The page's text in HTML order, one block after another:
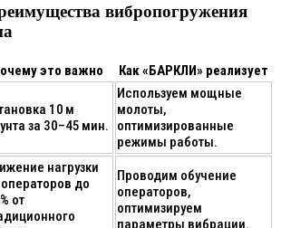
вибропогружения
это важно Как «БАРКЛИ» реализует
10 м
за 30–45 мин.
Используем мощные
молоты,
оптимизированные
режимы работы.
нагрузки
до
от
Проводим обучение
операторов,
оптимизируем
параметры вибрации.